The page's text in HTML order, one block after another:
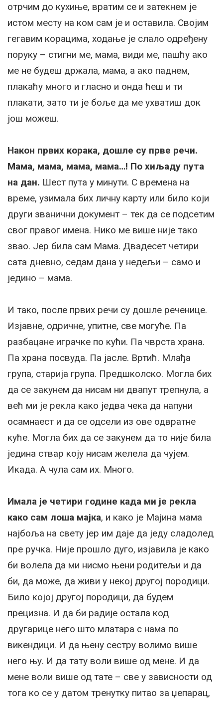
отрчим до кухиње, вратим се и затекнем је
истом месту на ком сам је и оставила. Својим
гегавим корацима, ходање је слало одређену
поруку – стигни ме, мама, види ме, пашћу ако
ме не будеш држала, мама, а ако паднем,
плакаћу много и гласно и онда ћеш и ти
плакати, зато ти је боље да ме ухватиш док
још можеш.
Након првих корака, дошле су прве речи.
Мама, мама, мама, мама…! По хиљаду пута
на дан. Шест пута у минути. С времена на
време, узимала бих личну карту или било који
други званични документ – тек да се подсетим
свог правог имена. Нико ме више није тако
звао. Јер била сам Мама. Двадесет четири
сата дневно, седам дана у недељи – само и
једино – мама.
И тако, после првих речи су дошле реченице.
Изјавне, одричне, упитне, све могуће. Па
разбацане играчке по кући. Па чврста храна.
Па храна посвуда. Па јасле. Вртић. Млађа
група, старија група. Предшколско. Могла бих
да се закунем да нисам ни двапут трепнула, а
већ ми је рекла како једва чека да напуни
осамнаест и да се одсели из ове одвратне
куће. Могла бих да се закунем да то није била
једина ствар коју нисам желела да чујем.
Икада. А чула сам их. Много.
Имала је четири године када ми је рекла
како сам лоша мајка, и како је Мајина мама
најбоља на свету јер им даје да једу сладолед
пре ручка. Није прошло дуго, изјавила је како
би волела да ми нисмо њени родитељи и да
би, да може, да живи у некој другој породици.
Било којој другој породици, да будем
прецизна. И да би радије остала код
другарице него што млатара с нама по
викендици. И да њену сестру волимо више
него њу. И да тату воли више од мене. И да
мене воли више од тате – све у зависности од
тога ко се у датом тренутку питао за џепарац,